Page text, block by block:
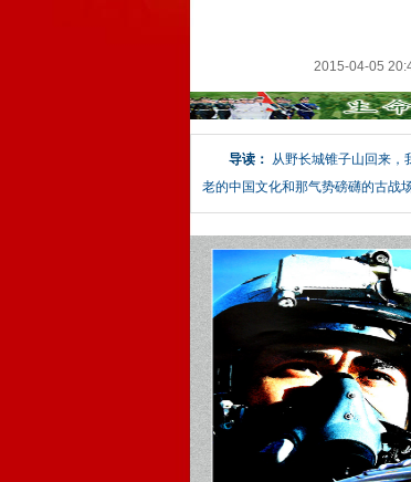
2015-04-05
导读： 从野长城锥子山回来，
老的中国文化和那气势磅礴的古战